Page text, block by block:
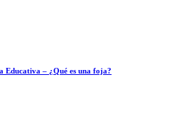
Educativa – ¿Qué es una foja?